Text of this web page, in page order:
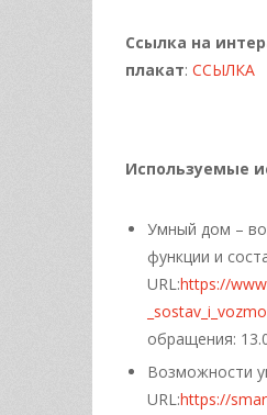
Ссылка на
плакат: ССЫЛКА
Используемые
Умный дом –
функции и
URL:https://
обращения:
Возможности
URL:https://